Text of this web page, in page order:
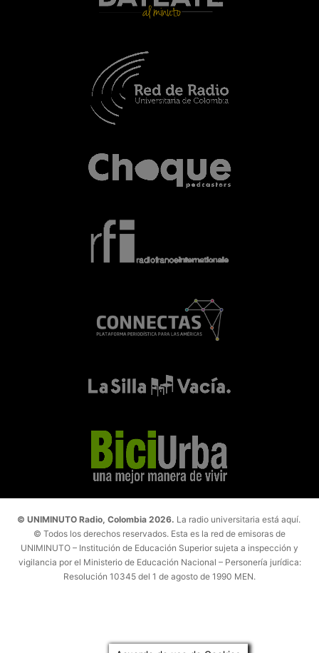
© UNIMINUTO Radio, Colombia 2026. La radio universitaria está aquí.
© Todos los derechos reservados. Esta es la red de emisoras de
UNIMINUTO – Institución de Educación Superior sujeta a inspección y
vigilancia por el Ministerio de Educación Nacional – Personería jurídica:
Resolución 10345 del 1 de agosto de 1990 MEN.